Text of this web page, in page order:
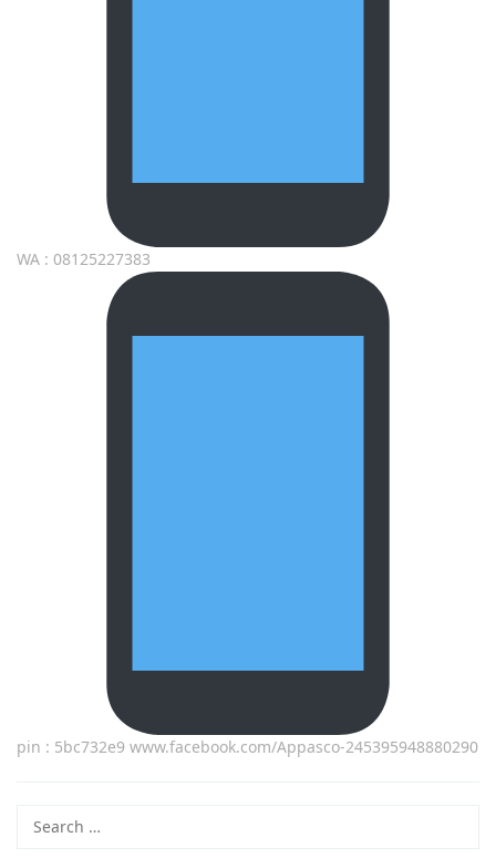
WA : 08125227383
pin : 5bc732e9 www.facebook.com/Appasco-245395948880290
for: